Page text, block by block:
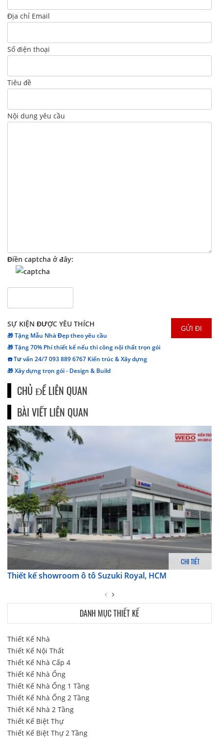
Địa chỉ Email
Số điện thoại
Tiêu đề
Nội dung yêu cầu
Điền captcha ở đây:
SỰ KIỆN ĐƯỢC YÊU THÍCH
🎁 Tặng Mẫu Nhà Đẹp theo yêu cầu
🎁 Tặng 70% Phí thiết kế nếu thi công nội thất trọn gói
☎️ Tư vấn 24/7 093 889 6767 Kiến trúc & Xây dựng
🎁 Xây dựng trọn gói - Design & Build
CHỦ ĐỀ LIÊN QUAN
BÀI VIẾT LIÊN QUAN
CHI TIẾT
Thiết kế showroom ô tô Suzuki Royal, HCM
DANH MỤC THIẾT KẾ
Thiết Kế Nhà
Thiết Kế Nội Thất
Thiết Kế Nhà Cấp 4
Thiết Kế Nhà Ống
Thiết Kế Nhà Ống 1 Tầng
Thiết Kế Nhà Ống 2 Tầng
Thiết Kế Nhà 2 Tầng
Thiết Kế Biệt Thự
Thiết Kế Biệt Thự 2 Tầng